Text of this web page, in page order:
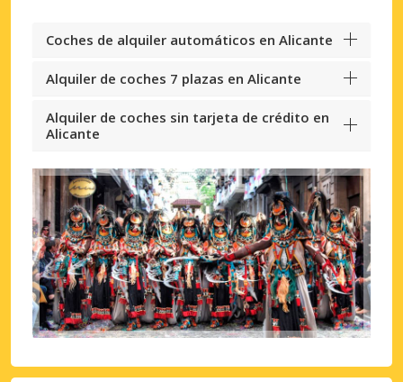
Coches de alquiler automáticos en Alicante
Alquiler de coches 7 plazas en Alicante
Alquiler de coches sin tarjeta de crédito en
Alicante